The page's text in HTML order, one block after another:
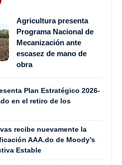
Agricultura presenta
Programa Nacional de
Mecanización ante
escasez de mano de
obra
Plan Estratégico 2026-
en el retiro de los
recibe nuevamente la
AAA.do de Moody’s
Estable